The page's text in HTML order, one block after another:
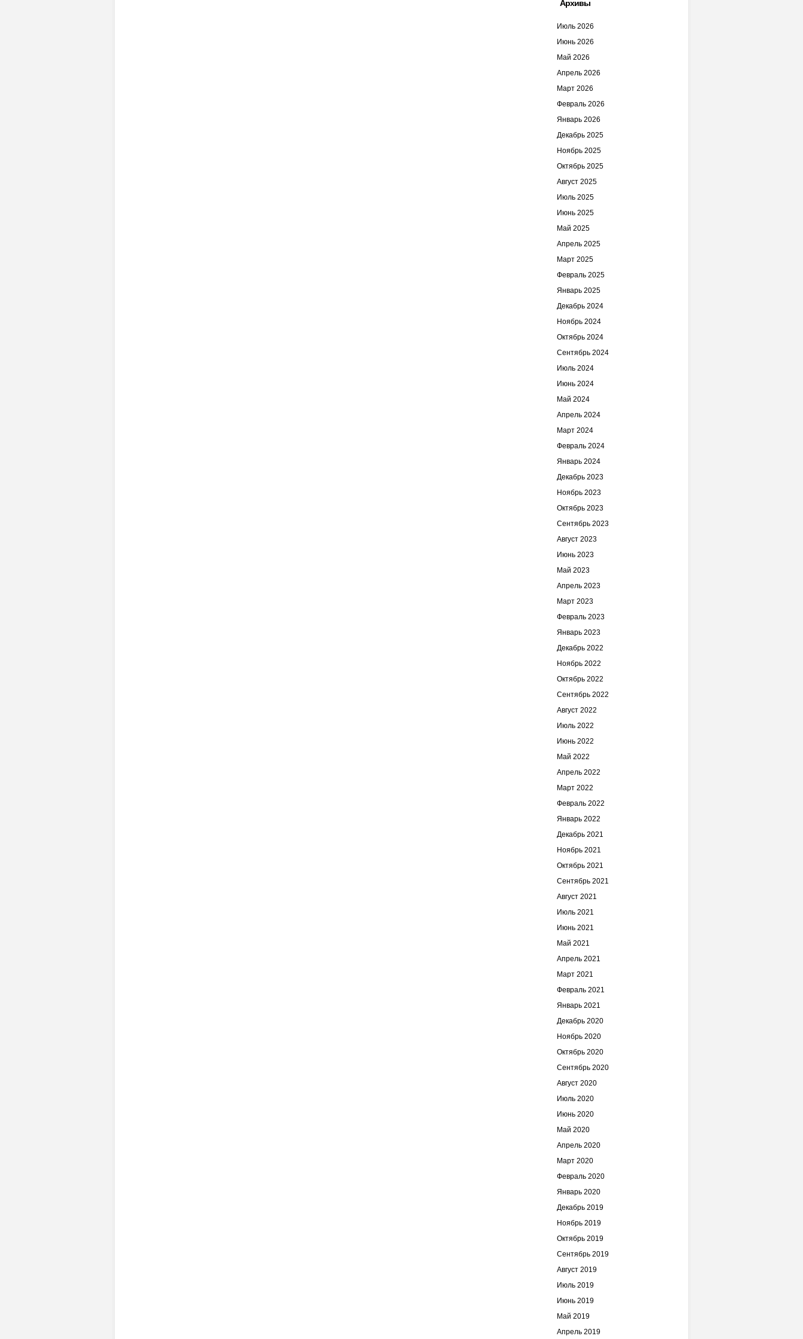
Архивы
Июль 2026
Июнь 2026
Май 2026
Апрель 2026
Март 2026
Февраль 2026
Январь 2026
Декабрь 2025
Ноябрь 2025
Октябрь 2025
Август 2025
Июль 2025
Июнь 2025
Май 2025
Апрель 2025
Март 2025
Февраль 2025
Январь 2025
Декабрь 2024
Ноябрь 2024
Октябрь 2024
Сентябрь 2024
Июль 2024
Июнь 2024
Май 2024
Апрель 2024
Март 2024
Февраль 2024
Январь 2024
Декабрь 2023
Ноябрь 2023
Октябрь 2023
Сентябрь 2023
Август 2023
Июнь 2023
Май 2023
Апрель 2023
Март 2023
Февраль 2023
Январь 2023
Декабрь 2022
Ноябрь 2022
Октябрь 2022
Сентябрь 2022
Август 2022
Июль 2022
Июнь 2022
Май 2022
Апрель 2022
Март 2022
Февраль 2022
Январь 2022
Декабрь 2021
Ноябрь 2021
Октябрь 2021
Сентябрь 2021
Август 2021
Июль 2021
Июнь 2021
Май 2021
Апрель 2021
Март 2021
Февраль 2021
Январь 2021
Декабрь 2020
Ноябрь 2020
Октябрь 2020
Сентябрь 2020
Август 2020
Июль 2020
Июнь 2020
Май 2020
Апрель 2020
Март 2020
Февраль 2020
Январь 2020
Декабрь 2019
Ноябрь 2019
Октябрь 2019
Сентябрь 2019
Август 2019
Июль 2019
Июнь 2019
Май 2019
Апрель 2019